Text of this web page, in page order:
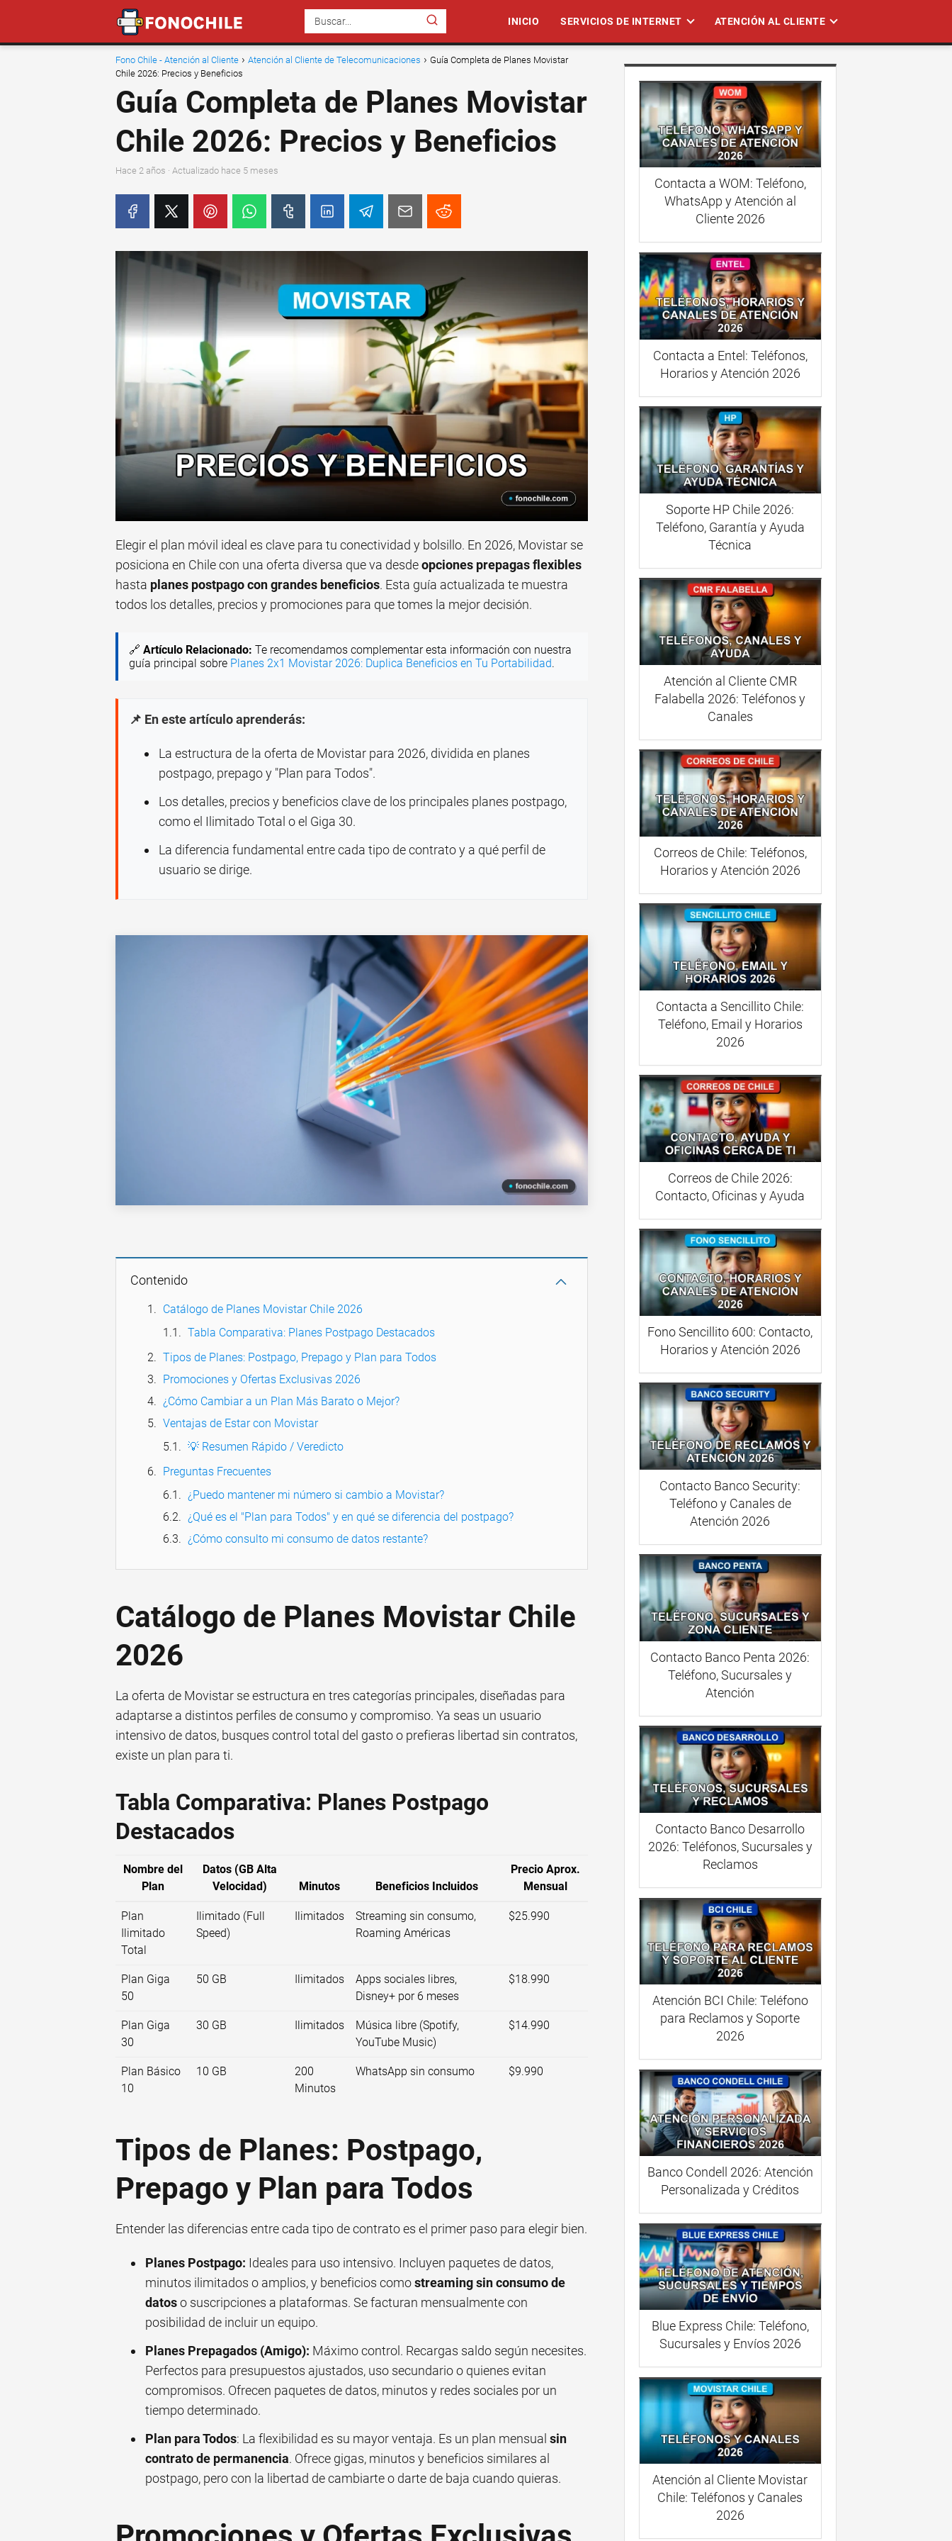
INICIO SERVICIOS DE INTERNET ATENCIÓN AL CLIENTE
Fono Chile - Atención al Cliente Atención al Cliente de Telecomunicaciones
Guía Completa de Planes Movistar
Chile 2026: Precios y Beneficios
Guía Completa de Planes Movistar
Chile 2026: Precios y Beneficios
hace 2 años · Actualizado hace 5 meses
Elegir el plan móvil ideal es clave para tu conectividad y bolsillo. En 2026, Movistar se
posiciona en Chile con una oferta diversa que va desdeopciones prepagas flexibles
hasta planes postpago con grandes beneficios. Esta guía actualizada te muestra
todos los detalles, precios y promociones para que tomes la mejor decisión.
🔗 Artículo Relacionado: Te recomendamos complementar esta información con nuestra
guía principal sobre Planes 2x1 Movistar 2026: Duplica Beneficios en Tu Portabilidad.
📌 En este artículo aprenderás:
La estructura de la oferta de Movistar para 2026, dividida en planes
postpago, prepago y "Plan para Todos".
Los detalles, precios y beneficios clave de los principales planes postpago,
como el Ilimitado Total o el Giga 30.
La diferencia fundamental entre cada tipo de contrato y a qué perfil de
usuario se dirige.
Contenido
Catálogo de Planes Movistar Chile 2026
Tabla Comparativa: Planes Postpago Destacados
Tipos de Planes: Postpago, Prepago y Plan para Todos
Promociones y Ofertas Exclusivas 2026
¿Cómo Cambiar a un Plan Más Barato o Mejor?
Ventajas de Estar con Movistar
💡 Resumen Rápido / Veredicto
Preguntas Frecuentes
¿Puedo mantener mi número si cambio a Movistar?
¿Qué es el "Plan para Todos" y en qué se diferencia del postpago?
¿Cómo consulto mi consumo de datos restante?
Catálogo de Planes Movistar Chile
2026
La oferta de Movistar se estructura en tres categorías principales, diseñadas para
adaptarse a distintos perfiles de consumo y compromiso. Ya seas un usuario
intensivo de datos, busques control total del gasto o prefieras libertad sin contratos,
existe un plan para ti.
Tabla Comparativa: Planes Postpago
Destacados
Nombre del
Plan
Datos (GB Alta
Velocidad)
Minutos Beneficios Incluidos
Precio Aprox.
Mensual
Plan
Ilimitado
Total
Ilimitado (Full
Speed)
Ilimitados
Streaming sin consumo,
Roaming Américas
$25.990
Plan Giga
50
50 GB Ilimitados
Apps sociales libres,
Disney+ por 6 meses
$18.990
Plan Giga
30
30 GB Ilimitados
Música libre (Spotify,
YouTube Music)
$14.990
Plan Básico
10
10 GB
200
Minutos
WhatsApp sin consumo $9.990
Tipos de Planes: Postpago,
Prepago y Plan para Todos
Entender las diferencias entre cada tipo de contrato es el primer paso para elegir bien.
Planes Postpago: Ideales para uso intensivo. Incluyen paquetes de datos,
minutos ilimitados o amplios, y beneficios comostreaming sin consumo de
datoso suscripciones a plataformas. Se facturan mensualmente con
posibilidad de incluir un equipo.
Planes Prepagados (Amigo): Máximo control. Recargas saldo según necesites.
Perfectos para presupuestos ajustados, uso secundario o quienes evitan
compromisos. Ofrecen paquetes de datos, minutos y redes sociales por un
tiempo determinado.
Plan para Todos: La flexibilidad es su mayor ventaja. Es un plan mensual sin
contrato de permanencia. Ofrece gigas, minutos y beneficios similares al
postpago, pero con la libertad de cambiarte o darte de baja cuando quieras.
Contacta a WOM: Teléfono,
WhatsApp y Atención al
Cliente 2026
Contacta a Entel: Teléfonos,
Horarios y Atención 2026
Soporte HP Chile 2026:
Teléfono, Garantía y Ayuda
Técnica
Atención al Cliente CMR
Falabella 2026: Teléfonos y
Canales
Correos de Chile: Teléfonos,
Horarios y Atención 2026
Contacta a Sencillito Chile:
Teléfono, Email y Horarios
2026
Correos de Chile 2026:
Contacto, Oficinas y Ayuda
Fono Sencillito 600: Contacto,
Horarios y Atención 2026
Contacto Banco Security:
Teléfono y Canales de
Atención 2026
Contacto Banco Penta 2026:
Teléfono, Sucursales y
Atención
Contacto Banco Desarrollo
2026: Teléfonos, Sucursales y
Reclamos
Atención BCI Chile: Teléfono
para Reclamos y Soporte
2026
Banco Condell 2026: Atención
Personalizada y Créditos
Blue Express Chile: Teléfono,
Sucursales y Envíos 2026
Atención al Cliente Movistar
Chile: Teléfonos y Canales
2026